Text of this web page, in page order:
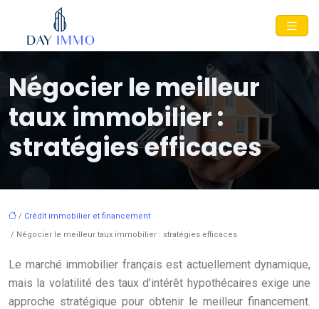
Négocier le meilleur
taux immobilier :
stratégies efficaces
/ Crédit immobilier et financement
/ Négocier le meilleur taux immobilier : stratégies efficaces
Le marché immobilier français est actuellement dynamique,
mais la volatilité des taux d’intérêt hypothécaires exige une
approche stratégique pour obtenir le meilleur financement.